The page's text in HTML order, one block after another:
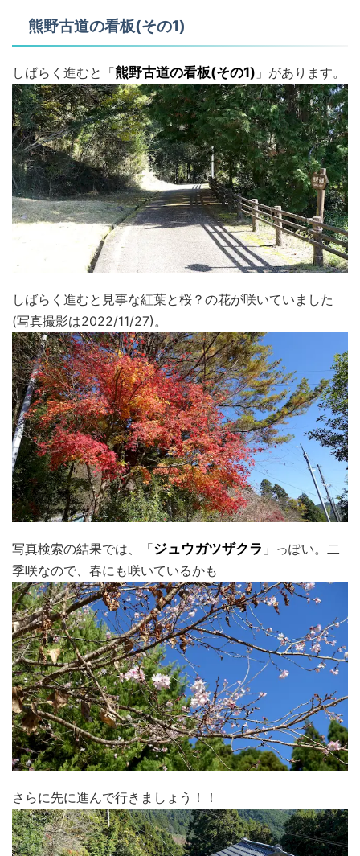
熊野古道の看板(その1)
しばらく進むと「熊野古道の看板(その1) 」があります。
しばらく進むと見事な紅葉と桜？の花が咲いていました
(写真撮影は2022/11/27)。
写真検索の結果では、「ジュウガツザクラ 」っぽい。二
季咲なので、春にも咲いているかも
さらに先に進んで行きましょう！！